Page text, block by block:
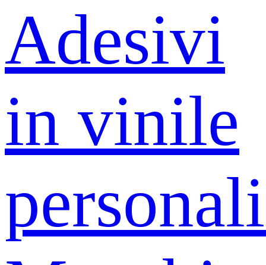
Adesivi
in ​​vinile